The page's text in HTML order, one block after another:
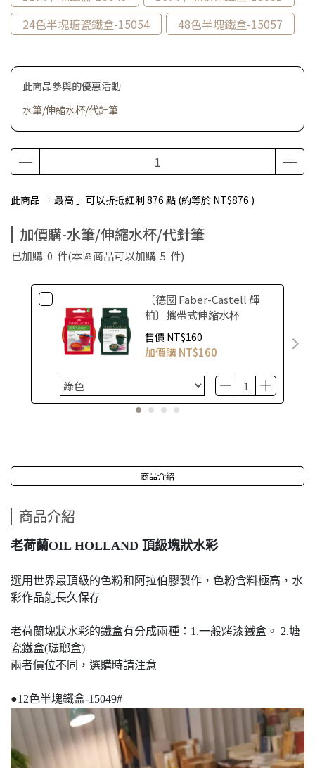
24色半塊瑭瓷鐵盒-15054
48色半塊鐵盒-15057
此商品參與的優惠活動
水筆/伸縮水杯/代針筆
此商品 「 最高 」可以折抵紅利 876 點 (約等於 NT$876 )
加價購-水筆/伸縮水杯/代針筆
已加購 0 件(本區商品可以加購 5 件)
〔德國 Faber-Castell 輝
柏〕攜帶式伸縮水杯
售價 NT$160
加價購NT$160
商品介紹
商品介紹
老荷蘭OIL HOLLAND 頂級塊狀水彩
選用世界最頂級的色粉和阿拉伯膠製作，色粉含料極高，水
彩作品能長久保存
老荷蘭塊狀水彩的鐵盒有分成兩種：1.一般烤漆鐵盒。 2.塘
瓷鐵盒(琺瑯盒)
兩者價位不同，選購時請注意
●12色半塊鐵盒-15049#